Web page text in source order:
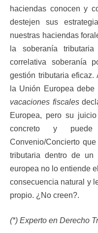
haciendas conocen y
destejen sus
nuestras haciendas
la soberanía
correlativa soberanía
gestión tributaria
la Unión Europea
vacaciones fiscales
Europea, pero su
concreto y
Convenio/Concierto
tributaria dentro de un
europea no lo entiende
consecuencia natural y
propio. ¿No creen?.
(*) Experto en Derecho